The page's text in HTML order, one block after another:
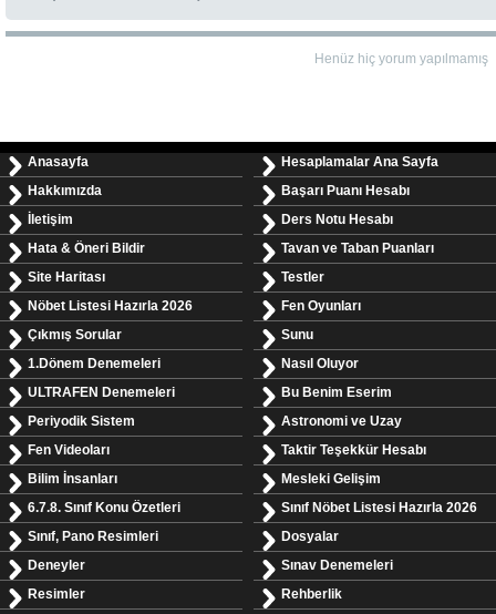
Henüz hiç yorum yapılmamış
Anasayfa
Hakkımızda
İletişim
Hata & Öneri Bildir
Site Haritası
Nöbet Listesi Hazırla 2026
Çıkmış Sorular
1.Dönem Denemeleri
ULTRAFEN Denemeleri
Periyodik Sistem
Fen Videoları
Bilim İnsanları
6.7.8. Sınıf Konu Özetleri
Sınıf, Pano Resimleri
Deneyler
Resimler
Hesaplamalar Ana Sayfa
Başarı Puanı Hesabı
Ders Notu Hesabı
Tavan ve Taban Puanları
Testler
Fen Oyunları
Sunu
Nasıl Oluyor
Bu Benim Eserim
Astronomi ve Uzay
Taktir Teşekkür Hesabı
Mesleki Gelişim
Sınıf Nöbet Listesi Hazırla 2026
Dosyalar
Sınav Denemeleri
Rehberlik